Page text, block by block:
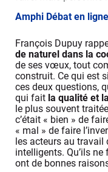
Amphi Débat en
François Dupuy
de naturel dans la
de ses vœux, tout
construit. Ce qui est
ces deux questions,
qui fait la qualité et
le plus souvent
c’était « bien » de
« mal » de faire
les acteurs au
intelligents. Qu’ils ne
ont de bonnes